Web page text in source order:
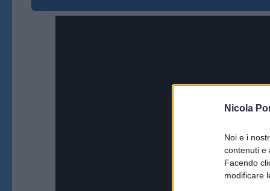
Nicola
Noi e i
contenuti e
Facendo
modificare